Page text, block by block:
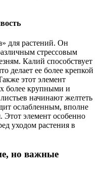
для растений. Он
стрессовым
Калий способствует
делает ее более крепкой
этот элемент
более крупными и
начинают желтеть
ослабленным, вполне
Этот элемент особенно
уходом растения в
но важные